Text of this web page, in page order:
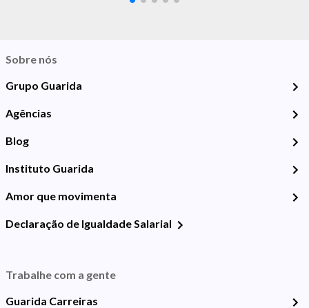
Sobre nós
Grupo Guarida
Agências
Blog
Instituto Guarida
Amor que movimenta
Declaração de Igualdade Salarial
Trabalhe com a gente
Guarida Carreiras